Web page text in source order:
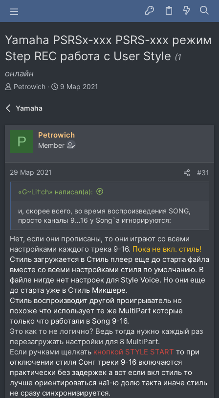
Yamaha PSRSx-xxx PSRS-xxx режим
Step REC работа с User Style (1
онлайн
А
т
р
т
Petrowich
Д
н
а
9 Мар 2021
Yamaha
P Petrowich
Member
29 Мар 2021 #31
«G~Li†ch» написал(а):
и, скорее всего, во время воспроизведения SONG,
просто каналы 9…16 у Song`а игнорируются:
Нет, если они прописаны, то они играют со всеми
настройками каждого трека 9-16. Пока не вкл. стиль!
Стиль загружается в Стиль плеер еще до старта файла
вместе со всеми настройками стиля по умолчанию. В
файле нигде нет настроек для Style Voice. Но они еще
до старта уже в Стиль Микшере.
Стиль воспроизводит другой проигрыватель но
похоже что использует те же MultiPart которые
только что работали в Song 9-16.
Это как то не логично? Ведь тогда нужно каждый раз
перезагружать настройки для 8 MultiPart.
Если ручками щелкать кнопкой STYLE START то при
отключении стиля Сонг треки 9-16 включаются
практически без задержек а вот если вкл стиль то
лучше ориентироваться на1-ю долю такта иначе стиль
не сразу синхронизируется.